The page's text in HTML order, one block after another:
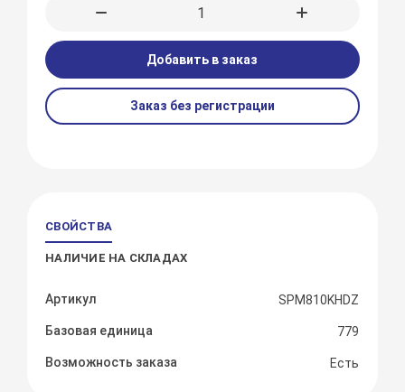
Добавить в заказ
Заказ без регистрации
СВОЙСТВА
НАЛИЧИЕ НА СКЛАДАХ
Артикул SPM810KHDZ
Базовая единица 779
Возможность заказа Есть